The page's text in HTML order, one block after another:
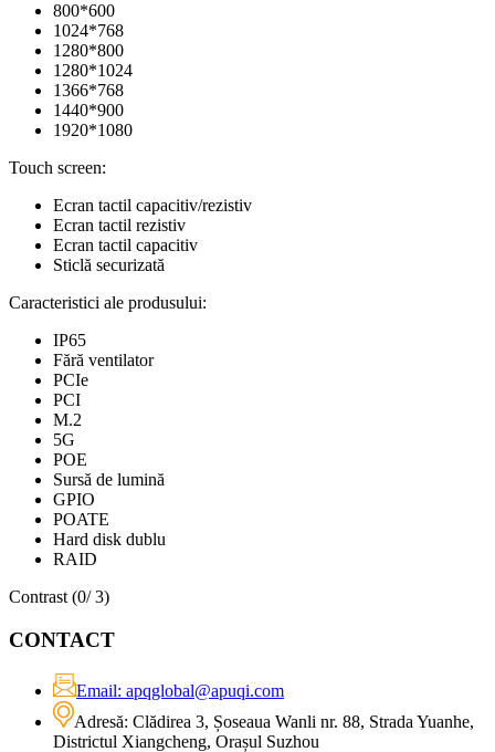
800*600
1024*768
1280*800
1280*1024
1366*768
1440*900
1920*1080
Touch screen:
Ecran tactil capacitiv/rezistiv
Ecran tactil rezistiv
Ecran tactil capacitiv
Sticlă securizată
Caracteristici ale produsului:
IP65
Fără ventilator
PCIe
PCI
M.2
5G
POE
Sursă de lumină
GPIO
POATE
Hard disk dublu
RAID
Contrast (0/ 3)
CONTACT
Email: apqglobal@apuqi.com
Adresă: Clădirea 3, Șoseaua Wanli nr. 88, Strada Yuanhe,
Districtul Xiangcheng, Orașul Suzhou